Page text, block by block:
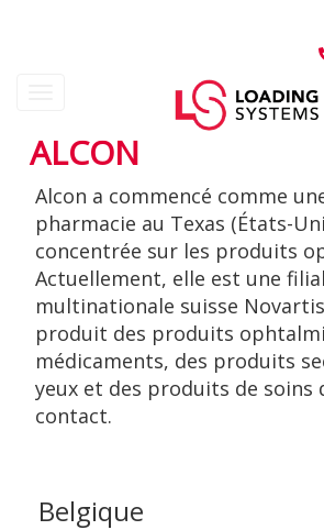
User
account
menu
ALCON
Alcon a commencé comme
pharmacie au Texas (États-
concentrée sur les produits
Actuellement, elle est une
multinationale suisse
produit des produits
médicaments, des produits
yeux et des produits de soins
contact.
Belgique